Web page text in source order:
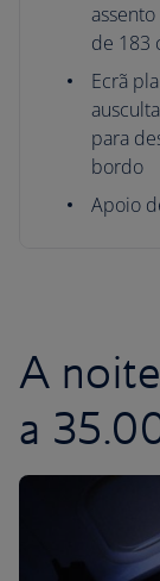
de 183
Ecrã
para
bordo
Apoio
A
a